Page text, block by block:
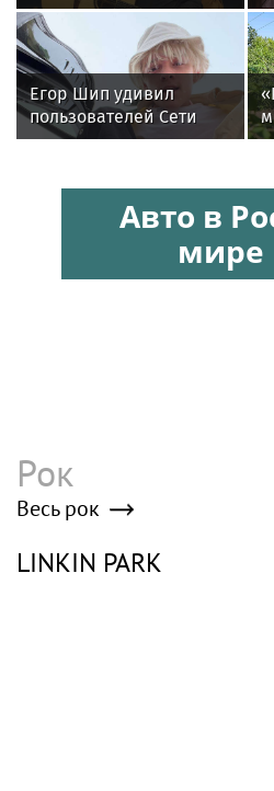
Димы Билана словами
«понты дороже денег»
Егор Шип удивил
пользователей Сети
кардинальной сменой
Авто в
мире
Рок
Весь рок
LINKIN PARK